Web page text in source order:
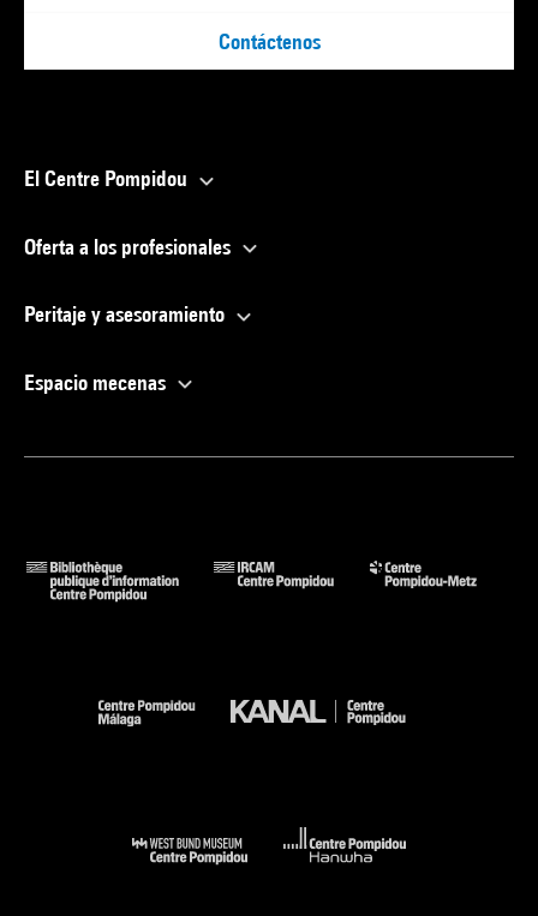
Contáctenos
El Centre Pompidou
Oferta a los profesionales
Peritaje y asesoramiento
Espacio mecenas